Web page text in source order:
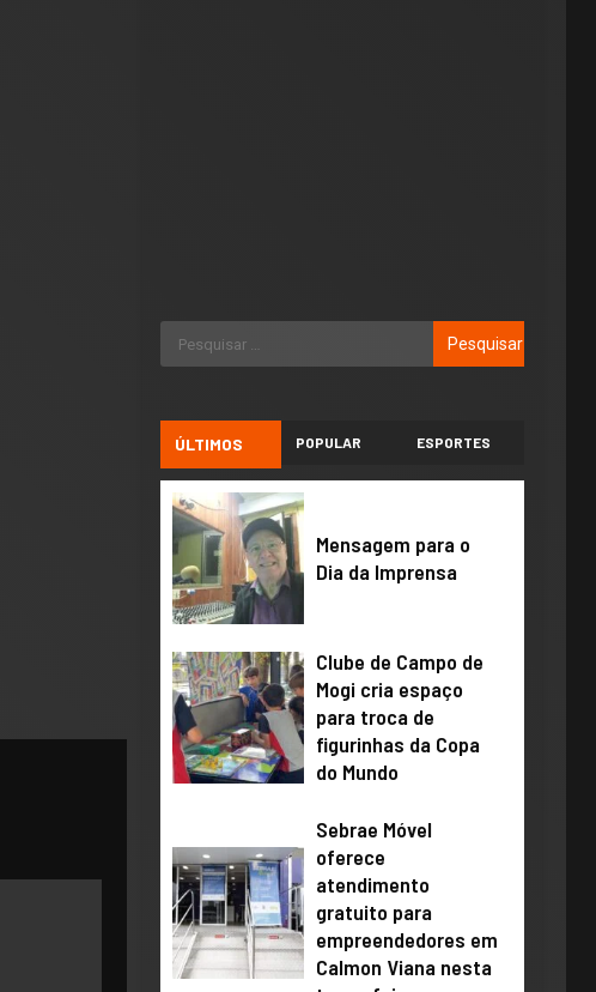
ÚLTIMOS POPULAR ESPORTES
​Mensagem para o
Dia da Imprensa
Clube de Campo de
Mogi cria espaço
para troca de
figurinhas da Copa
do Mundo
Sebrae Móvel
oferece
atendimento
gratuito para
empreendedores em
Calmon Viana nesta